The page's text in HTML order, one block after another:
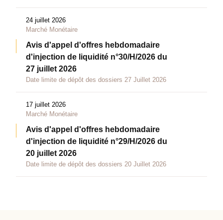
24 juillet 2026
Marché Monétaire
Avis d'appel d'offres hebdomadaire
d'injection de liquidité n°30/H/2026 du
27 juillet 2026
Date limite de dépôt des dossiers 27 Juillet 2026
17 juillet 2026
Marché Monétaire
Avis d'appel d'offres hebdomadaire
d'injection de liquidité n°29/H/2026 du
20 juillet 2026
Date limite de dépôt des dossiers 20 Juillet 2026